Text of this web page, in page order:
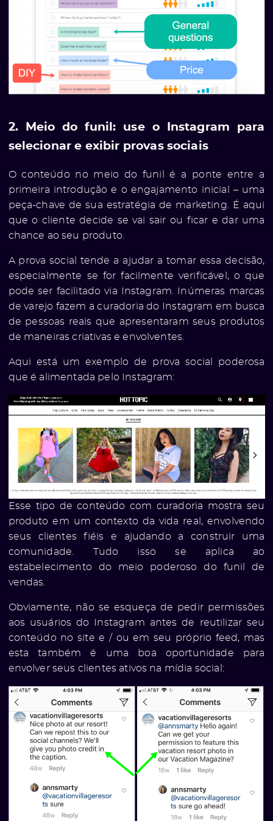
2. Meio do funil: use o Instagram para
selecionar e exibir provas sociais
O conteúdo no meio do funil é a ponte entre a
primeira introdução e o engajamento inicial – uma
peça-chave de sua estratégia de marketing. É aqui
que o cliente decide se vai sair ou ficar e dar uma
chance ao seu produto.
A prova social tende a ajudar a tomar essa decisão,
especialmente se for facilmente verificável, o que
pode ser facilitado via Instagram. Inúmeras marcas
de varejo fazem a curadoria do Instagram em busca
de pessoas reais que apresentaram seus produtos
de maneiras criativas e envolventes.
Aqui está um exemplo de prova social poderosa
que é alimentada pelo Instagram:
Esse tipo de conteúdo com curadoria mostra seu
produto em um contexto da vida real, envolvendo
seus clientes fiéis e ajudando a construir uma
comunidade. Tudo isso se aplica ao
estabelecimento do meio poderoso do funil de
vendas.
Obviamente, não se esqueça de pedir permissões
aos usuários do Instagram antes de reutilizar seu
conteúdo no site e / ou em seu próprio feed, mas
esta também é uma boa oportunidade para
envolver seus clientes ativos na mídia social: